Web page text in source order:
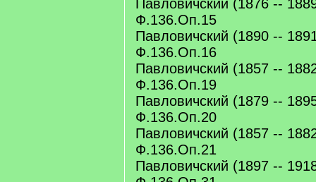
Павловичский (1876 --
Ф.136.Оп.15
Павловичский (1890 --
Ф.136.Оп.16
Павловичский (1857 --
Ф.136.Оп.19
Павловичский (1879 --
Ф.136.Оп.20
Павловичский (1857 --
Ф.136.Оп.21
Павловичский (1897 --